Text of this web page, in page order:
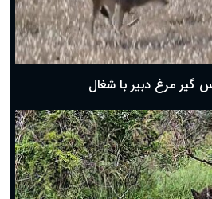
رفت؟
گیر مرغ دبیر با شغال